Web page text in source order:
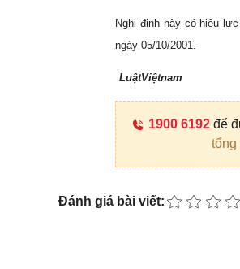
Nghị định này có hiệu
ngày 05/10/2001.
LuậtViệtnam
1900 6192 để
tổng
Đánh giá bài viết: